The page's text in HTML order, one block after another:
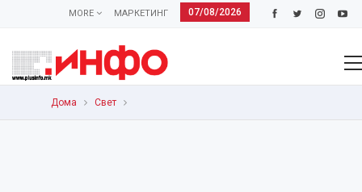
07/08/2026
МАРКЕТИНГ
MORE
Дома Свет